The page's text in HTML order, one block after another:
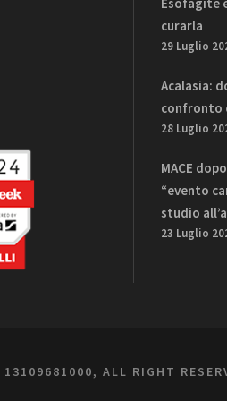
curarla
29 Luglio
Acalasia:
confronto
28 Luglio
MACE
“evento
studio
23 Luglio
ALL RIGHT